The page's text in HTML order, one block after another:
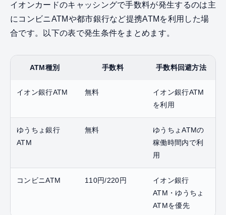
イオンカードのキャッシングで手数料が発生するのは主
にコンビニATMや都市銀行など提携ATMを利用した場
合です。以下の表で発生条件をまとめます。
ATM種別 手数料 手数料回避方法
イオン銀行ATM 無料
イオン銀行ATM
を利用
ゆうちょ銀行
ATM
無料
ゆうちょATMの
稼働時間内で利
用
コンビニATM 110円/220円
イオン銀行
ATM・ゆうちょ
ATMを優先